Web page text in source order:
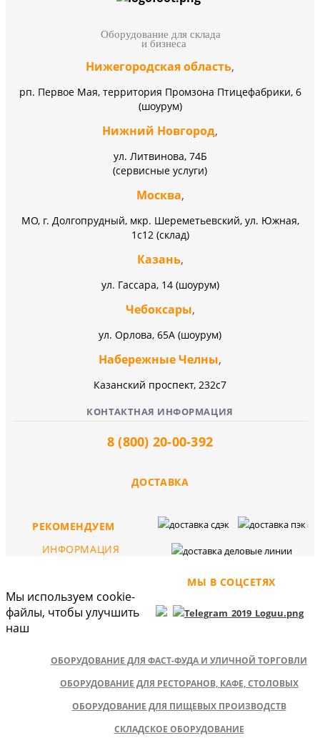
Оборудование для склада
и бизнеса
Нижегородская область,
рп. Первое Мая, территория Промзона Птицефабрики, 6
(шоурум)
Нижний Новгород,
ул. Литвинова, 74Б
(сервисные услуги)
Москва,
МО, г. Долгопрудный, мкр. Шереметьевский, ул. Южная,
1с12 (склад)
Казань,
ул. Гассара, 14 (шоурум)
Чебоксары,
ул. Орлова, 65А (шоурум)
Набережные Челны,
Казанский проспект, 232c7
КОНТАКТНАЯ ИНФОРМАЦИЯ
8 (800) 20-00-392
ДОСТАВКА
МЫ В СОЦСЕТЯХ
РЕКОМЕНДУЕМ
ОБОРУДОВАНИЕ ДЛЯ ФАСТ-ФУДА И УЛИЧНОЙ ТОРГОВЛИ
ОБОРУДОВАНИЕ ДЛЯ РЕСТОРАНОВ, КАФЕ, СТОЛОВЫХ
ОБОРУДОВАНИЕ ДЛЯ ПИЩЕВЫХ ПРОИЗВОДСТВ
СКЛАДСКОЕ ОБОРУДОВАНИЕ
ИНФОРМАЦИЯ
Мы используем cookie-
файлы, чтобы улучшить
наш